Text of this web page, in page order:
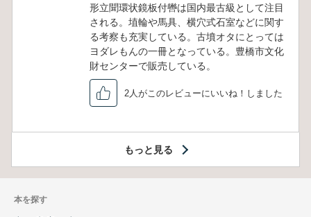
形立聞環状鏡板付轡は国内最古級として注目
される。埴輪や馬具、横穴式石室などに関す
る考察も充実している。古墳オタにとっては
ヨダレもんの一冊となっている。豊橋市文化
財センターで販売している。
2人がこのレビューにいいね！しました
もっと見る
本を探す